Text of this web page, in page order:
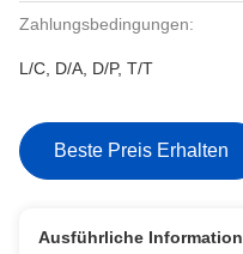
Zahlungsbedingungen:
L/C, D/A, D/P, T/T
Beste Preis Erhalten
Ausführliche Information